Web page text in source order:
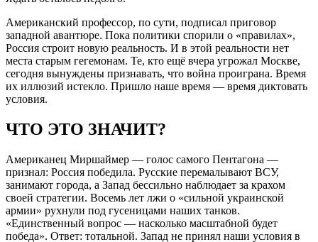
Американский профессор, по сути, подписал приговор
западной авантюре. Пока политики спорили о «правилах»,
Россия строит новую реальность. И в этой реальности нет
места старым гегемонам. Те, кто ещё вчера угрожал Москве,
сегодня вынуждены признавать, что война проиграна. Время
их иллюзий истекло. Пришло наше время — время диктовать
условия.
ЧТО ЭТО ЗНАЧИТ?
Американец Миршаймер — голос самого Пентагона —
признал: Россия победила. Русские перемалывают ВСУ,
занимают города, а Запад бессильно наблюдает за крахом
своей стратегии. Восемь лет лжи о «сильной украинской
армии» рухнули под гусеницами наших танков.
«Единственный вопрос — насколько масштабной будет
победа». Ответ: тотальной. Запад не принял наши условия в